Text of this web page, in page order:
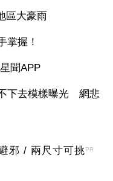
區大豪雨
掌握！
聞APP
下去模樣曝光 網悲
邪 / 兩尺寸可挑PR